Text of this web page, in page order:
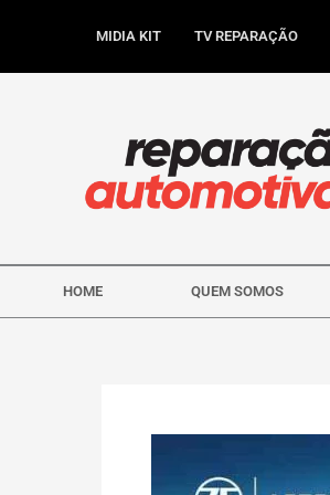
MIDIA KIT TV REPARAÇÃO
HOME QUEM SOMOS